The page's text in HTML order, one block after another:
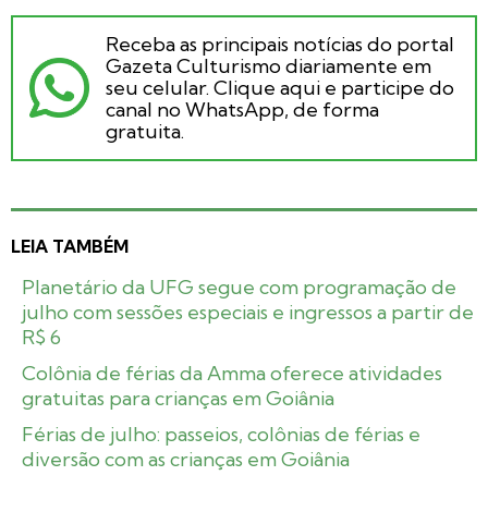
Receba as principais notícias do portal
Gazeta Culturismo diariamente em
seu celular. Clique aqui e participe do
canal no WhatsApp, de forma
gratuita.
LEIA TAMBÉM
Planetário da UFG segue com programação de
julho com sessões especiais e ingressos a partir de
R$ 6
Colônia de férias da Amma oferece atividades
gratuitas para crianças em Goiânia
Férias de julho: passeios, colônias de férias e
diversão com as crianças em Goiânia